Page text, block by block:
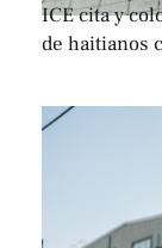
ICE cita y
de haitianos